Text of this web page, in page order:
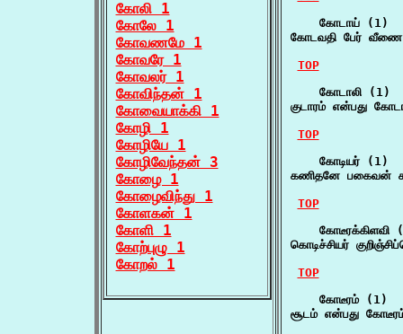
கோலி 1
கோலே 1
கோவணமே 1
கோவரே 1
கோவலர் 1
கோவிந்தன் 1
கோவையாக்கி 1
கோழி 1
கோழியே 1
கோழிவேந்தன் 3
கோழை 1
கோழைவிந்து 1
கோளகன் 1
கோளி 1
கோற்புழு 1
கோறல் 1
    கோடாய் (1)
கோடவதி பேர்
TOP
    கோடாலி (1)
குடாரம் என்பது
TOP
    கோடியர் (1)
கணிதனே பகைவன்
TOP
கோடீரக்கிளவி
கொடிச்சியர்
TOP
    கோடீரம் (1)
சூடம் என்பது